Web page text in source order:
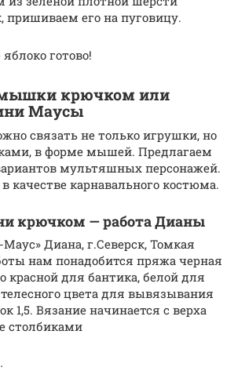
пришиваем его на пуговицу.
готово!
крючком или
Маусы
связать не только игрушки, но
в форме мышей. Предлагаем
мультяшных персонажей.
качестве карнавального костюма.
крючком — работа Дианы
Диана, г.Северск, Томкая
нам понадобится пряжа черная
красной для бантика, белой для
цвета для вывязывания
1,5. Вязание начинается с верха
столбиками